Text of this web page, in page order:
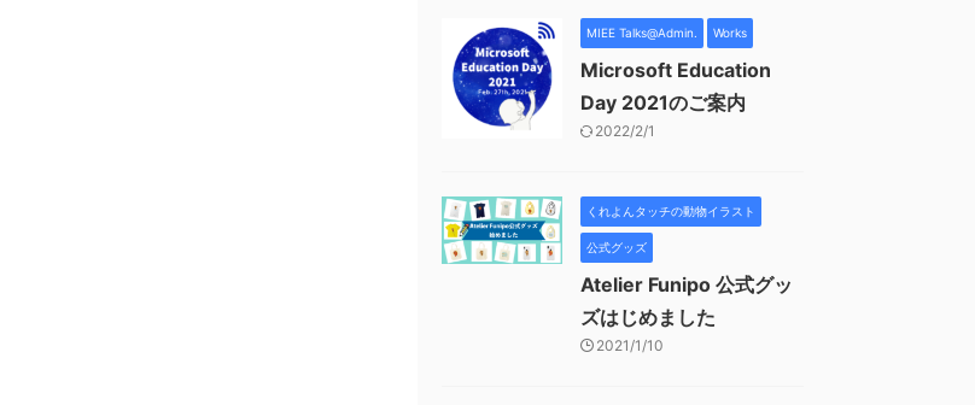
MIEE Talks@Admin. Works
Microsoft Education
Day 2021のご案内
2022/2/1
くれよんタッチの動物イラスト
公式グッズ
Atelier Funipo 公式グッ
ズはじめました
2021/1/10